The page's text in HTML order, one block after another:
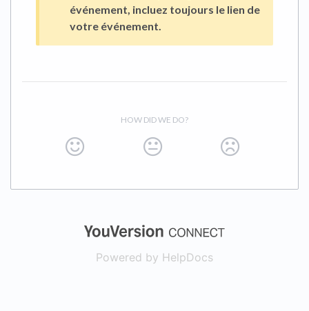
événement, incluez toujours le lien de
votre événement.
HOW DID WE DO?
(opens in a
Powered by HelpDocs